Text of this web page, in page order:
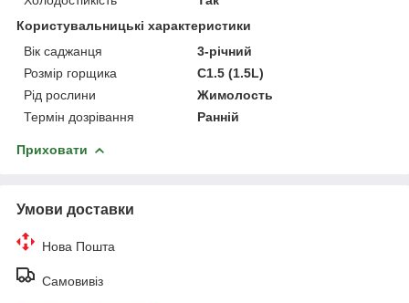
Користувальницькі характеристики
Вік саджанця
3-річний
Розмір горщика
C1.5 (1.5L)
Рід рослини
Жимолость
Термін дозрівання
Ранній
Приховати
Умови доставки
Нова Пошта
Самовивіз